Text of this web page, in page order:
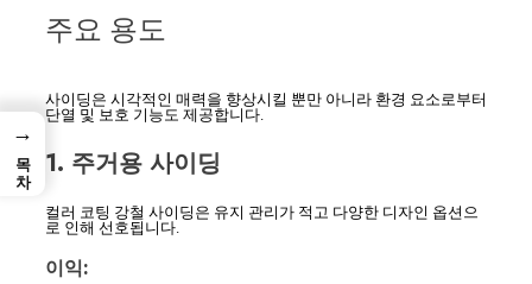
주요 용도
사이딩은 시각적인 매력을 향상시킬 뿐만 아니라 환경 요소로부터
단열 및 보호 기능도 제공합니다.
1. 주거용 사이딩
컬러 코팅 강철 사이딩은 유지 관리가 적고 다양한 디자인 옵션으
로 인해 선호됩니다.
이익:
→
목차